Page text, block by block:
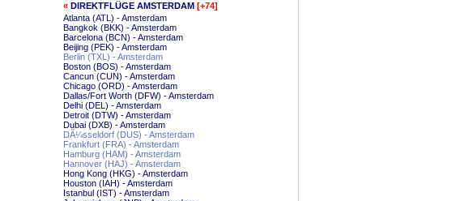
« DIREKTFLÜGE AMSTERDAM [+74]
Atlanta (ATL) - Amsterdam
Bangkok (BKK) - Amsterdam
Barcelona (BCN) - Amsterdam
Beijing (PEK) - Amsterdam
Berlin (TXL) - Amsterdam
Boston (BOS) - Amsterdam
Cancun (CUN) - Amsterdam
Chicago (ORD) - Amsterdam
Dallas/Fort Worth (DFW) - Amsterdam
Delhi (DEL) - Amsterdam
Detroit (DTW) - Amsterdam
Dubai (DXB) - Amsterdam
DÃ¼sseldorf (DUS) - Amsterdam
Frankfurt (FRA) - Amsterdam
Hamburg (HAM) - Amsterdam
Hannover (HAJ) - Amsterdam
Hong Kong (HKG) - Amsterdam
Houston (IAH) - Amsterdam
Istanbul (IST) - Amsterdam